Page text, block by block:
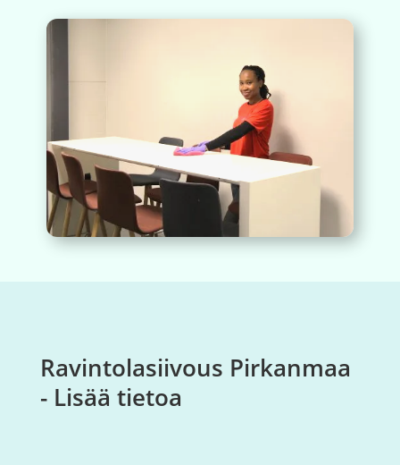
Ravintolasiivous Pirkanmaa
- Lisää tietoa